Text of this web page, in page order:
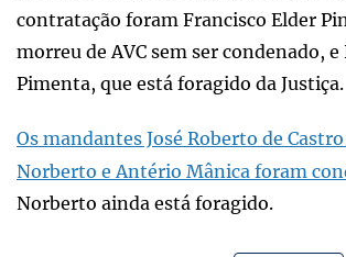
contratação foram Francisco Elder
morreu de AVC sem ser condenado, e
Pimenta, que está foragido da Justiça.
Os mandantes José Roberto de
Norberto e Antério Mânica foram
Norberto ainda está foragido.